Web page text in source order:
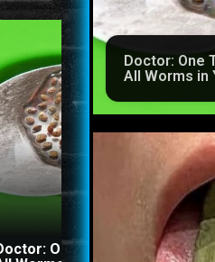
One Teaspoon Kills
Doctor: One
All Worms in